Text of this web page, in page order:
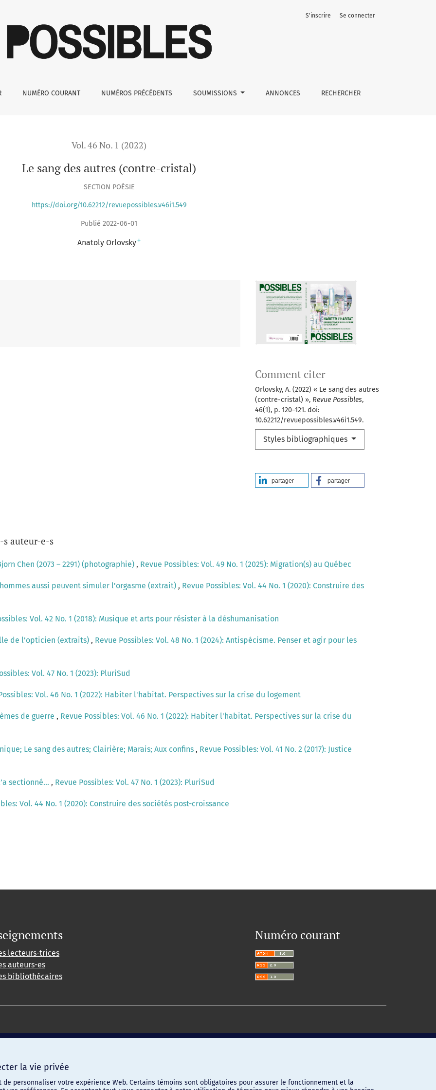
NUMÉRO COURANT NUMÉROS PRÉCÉDENTS SOUMISSIONS ANNONCES RECHERCHER
S'inscrire Se connecter
Vol. 46 No. 1 (2022)
Le sang des autres (contre-cristal)
SECTION POÉSIE
https://doi.org/10.62212/revuepossibles.v46i1.549
Publié 2022-06-01
Anatoly Orlovsky+
Comment citer
Orlovsky, A. (2022) « Le sang des autres
(contre-cristal) », Revue Possibles,
46(1), p. 120–121. doi:
10.62212/revuepossibles.v46i1.549.
Styles bibliographiques
partager partager
s auteur-e-s
Chen (2073 – 2291) (photographie) , Revue Possibles: Vol. 49 No. 1 (2025): Migration(s) au Québec
aussi peuvent simuler l'orgasme (extrait) , Revue Possibles: Vol. 44 No. 1 (2020): Construire des
Vol. 42 No. 1 (2018): Musique et arts pour résister à la déshumanisation
de l’opticien (extraits) , Revue Possibles: Vol. 48 No. 1 (2024): Antispécisme. Penser et agir pour les
Vol. 47 No. 1 (2023): PluriSud
Vol. 46 No. 1 (2022): Habiter l'habitat. Perspectives sur la crise du logement
de guerre , Revue Possibles: Vol. 46 No. 1 (2022): Habiter l'habitat. Perspectives sur la crise du
Le sang des autres; Clairière; Marais; Aux confins , Revue Possibles: Vol. 41 No. 2 (2017): Justice
sectionné... , Revue Possibles: Vol. 47 No. 1 (2023): PluriSud
Vol. 44 No. 1 (2020): Construire des sociétés post-croissance
lecteurs-trices
auteurs-es
bibliothécaires
Numéro courant
la vie privée
de personnaliser votre expérience Web. Certains témoins sont obligatoires pour assurer le fonctionnement et la